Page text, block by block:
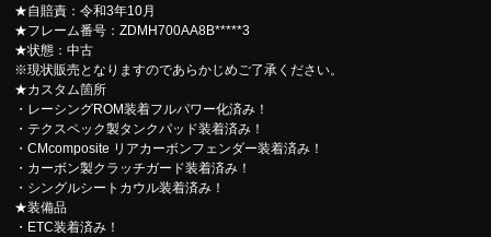
★自賠責：令和3年10月
★フレーム番号：ZDMH700AA8B*****3
★状態：中古
※現状販売となりますのであらかじめご了承ください。
★カスタム箇所
・レーシングROM装着フルパワー化済み！
・テクスペック製タンクパッド装着済み！
・CMcomposite リアカーボンフェンダー装着済み！
・カーボン製クラッチガード装着済み！
・シングルシートカウル装着済み！
★装備品
・ETC装着済み！